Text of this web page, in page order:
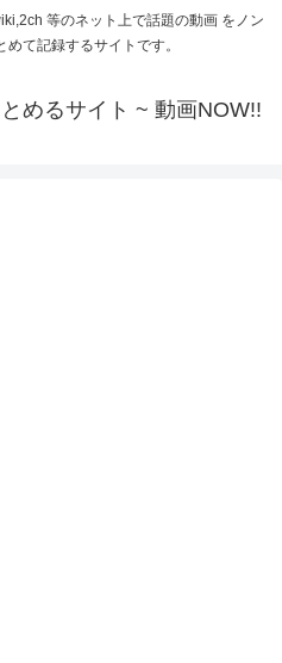
等のネット上で話題の動画 をノン
て記録するサイトです。
めるサイト ~ 動画NOW!!